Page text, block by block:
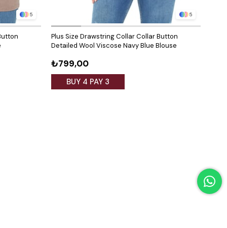
5 5
Plus Size Drawstring Collar Collar Button
Detailed Wool Viscose Navy Blue Blouse
₺799,00
BUY 4 PAY 3